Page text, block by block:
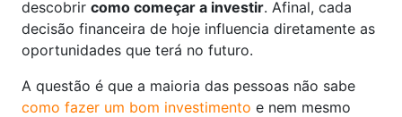
descobrir como começar a investir. Afinal, cada
decisão financeira de hoje influencia diretamente as
oportunidades que terá no futuro.
A questão é que a maioria das pessoas não sabe
como fazer um bom investimento e nem mesmo